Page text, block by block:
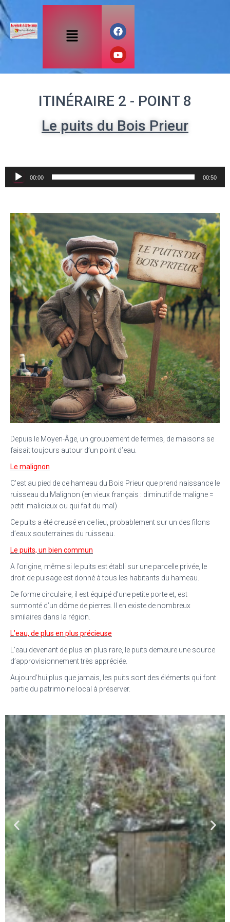
ITINÉRAIRE 2 - POINT 8
Le puits du Bois Prieur
Audio
Player
00:00 00:50
Depuis le Moyen-Âge, un groupement de fermes, de maisons se
faisait toujours autour d’un point d’eau.
Le malignon
C’est au pied de ce hameau du Bois Prieur que prend naissance le
ruisseau du Malignon (en vieux français : diminutif de maligne =
petit malicieux ou qui fait du mal)
Ce puits a été creusé en ce lieu, probablement sur un des filons
d’eaux souterraines du ruisseau.
Le puits, un bien commun
A l’origine, même si le puits est établi sur une parcelle privée, le
droit de puisage est donné à tous les habitants du hameau.
De forme circulaire, il est équipé d’une petite porte et, est
surmonté d’un dôme de pierres. Il en existe de nombreux
similaires dans la région.
L’eau, de plus en plus précieuse
L’eau devenant de plus en plus rare, le puits demeure une source
d’approvisionnement très appréciée.
Aujourd’hui plus que jamais, les puits sont des éléments qui font
partie du patrimoine local à préserver.